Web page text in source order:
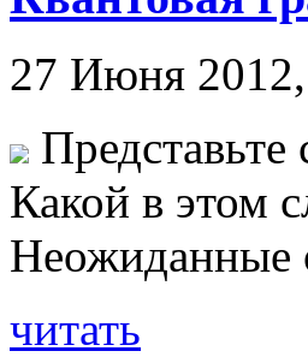
27 Июня
Какой в этом
Неожиданные
читать